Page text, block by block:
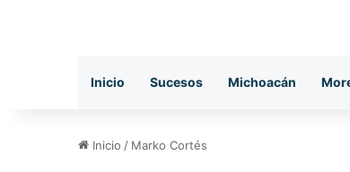
Inicio Sucesos Michoacán
Inicio / Marko Cortés